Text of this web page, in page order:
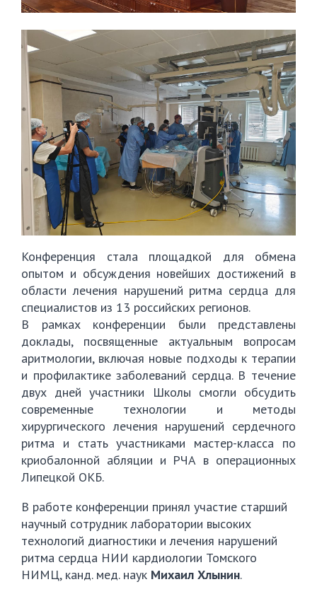
Конференция стала площадкой для обмена
опытом и обсуждения новейших достижений в
области лечения нарушений ритма сердца для
специалистов из 13 российских регионов.
В рамках конференции были представлены
доклады, посвященные актуальным вопросам
аритмологии, включая новые подходы к терапии
и профилактике заболеваний сердца. В течение
двух дней участники Школы смогли обсудить
современные технологии и методы
хирургического лечения нарушений сердечного
ритма и стать участниками мастер-класса по
криобалонной абляции и РЧА в операционных
Липецкой ОКБ.
В работе конференции принял участие старший
научный сотрудник лаборатории высоких
технологий диагностики и лечения нарушений
ритма сердца НИИ кардиологии Томского
НИМЦ, канд. мед. наук Михаил Хлынин.